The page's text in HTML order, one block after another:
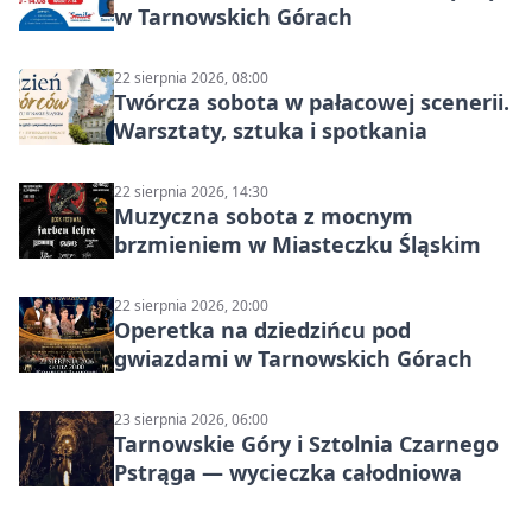
w Tarnowskich Górach
22 sierpnia 2026, 08:00
Twórcza sobota w pałacowej scenerii.
Warsztaty, sztuka i spotkania
22 sierpnia 2026, 14:30
Muzyczna sobota z mocnym
brzmieniem w Miasteczku Śląskim
22 sierpnia 2026, 20:00
Operetka na dziedzińcu pod
gwiazdami w Tarnowskich Górach
23 sierpnia 2026, 06:00
Tarnowskie Góry i Sztolnia Czarnego
Pstrąga — wycieczka całodniowa